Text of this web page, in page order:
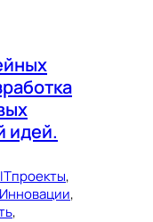
идей.
ITпроекты
Инновации